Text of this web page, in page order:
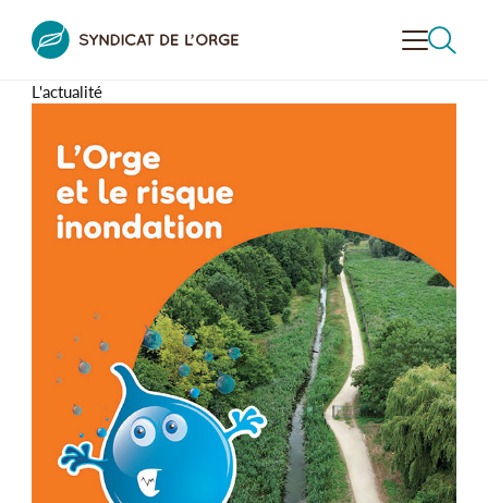
CONTRÔLERL'ASSAINISSEMENT
PRÉVENIR LE RISQUEINONDATION
LA VALLÉE
SENSIBILISERÀ L’ENVIRONNEMENT
LE SYNDICATDE L’ORGE
RECHERCHER
L'actualité